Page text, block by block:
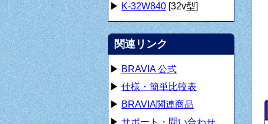
▶ K-32W840 [32v型]
関連リンク
▶ BRAVIA 公式
▶仕様・簡単比較表
▶ BRAVIA関連商品
▶サポート・問い合わせ